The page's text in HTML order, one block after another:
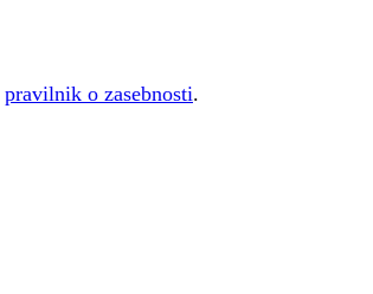
pravilnik o zasebnosti.